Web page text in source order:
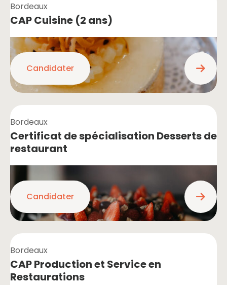
Bordeaux
CAP Cuisine (2 ans)
Candidater
Bordeaux
Certificat de spécialisation Desserts de
restaurant
Candidater
Bordeaux
CAP Production et Service en
Restaurations